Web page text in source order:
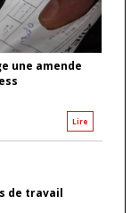
une amende
Lire
de travail